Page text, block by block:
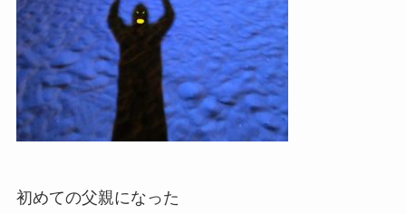
初めての父親になった